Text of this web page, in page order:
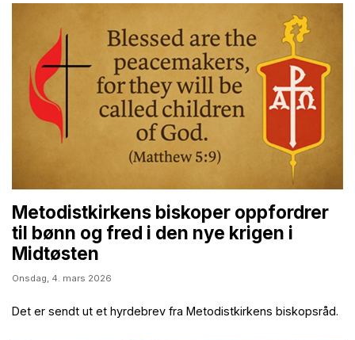
Metodistkirkens biskoper oppfordrer
til bønn og fred i den nye krigen i
Midtøsten
Onsdag, 4. mars 2026
Det er sendt ut et hyrdebrev fra Metodistkirkens biskopsråd.